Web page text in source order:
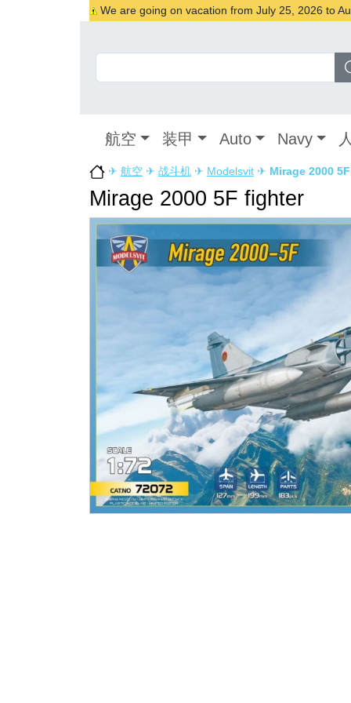
We are going on vacation from July 25, 2026 to
航空 装甲 Auto Navy
✈ 航空 ✈ 战斗机 ✈ Modelsvit ✈ Mirage 2000
Mirage 2000 5F fighter